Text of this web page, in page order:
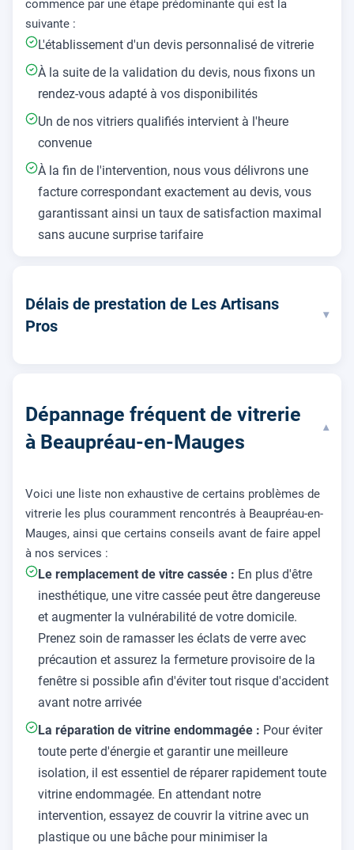
commence par une étape prédominante qui est la
suivante :
L'établissement d'un devis personnalisé de vitrerie
À la suite de la validation du devis, nous fixons un
rendez-vous adapté à vos disponibilités
Un de nos vitriers qualifiés intervient à l'heure
convenue
À la fin de l'intervention, nous vous délivrons une
facture correspondant exactement au devis, vous
garantissant ainsi un taux de satisfaction maximal
sans aucune surprise tarifaire
Délais de prestation de Les Artisans
Pros
▾
Dépannage fréquent de vitrerie
à Beaupréau-en-Mauges
▾
Voici une liste non exhaustive de certains problèmes de
vitrerie les plus couramment rencontrés à Beaupréau-en-
Mauges, ainsi que certains conseils avant de faire appel
à nos services :
Le remplacement de vitre cassée : En plus d'être
inesthétique, une vitre cassée peut être dangereuse
et augmenter la vulnérabilité de votre domicile.
Prenez soin de ramasser les éclats de verre avec
précaution et assurez la fermeture provisoire de la
fenêtre si possible afin d'éviter tout risque d'accident
avant notre arrivée
La réparation de vitrine endommagée : Pour éviter
toute perte d'énergie et garantir une meilleure
isolation, il est essentiel de réparer rapidement toute
vitrine endommagée. En attendant notre
intervention, essayez de couvrir la vitrine avec un
plastique ou une bâche pour minimiser la